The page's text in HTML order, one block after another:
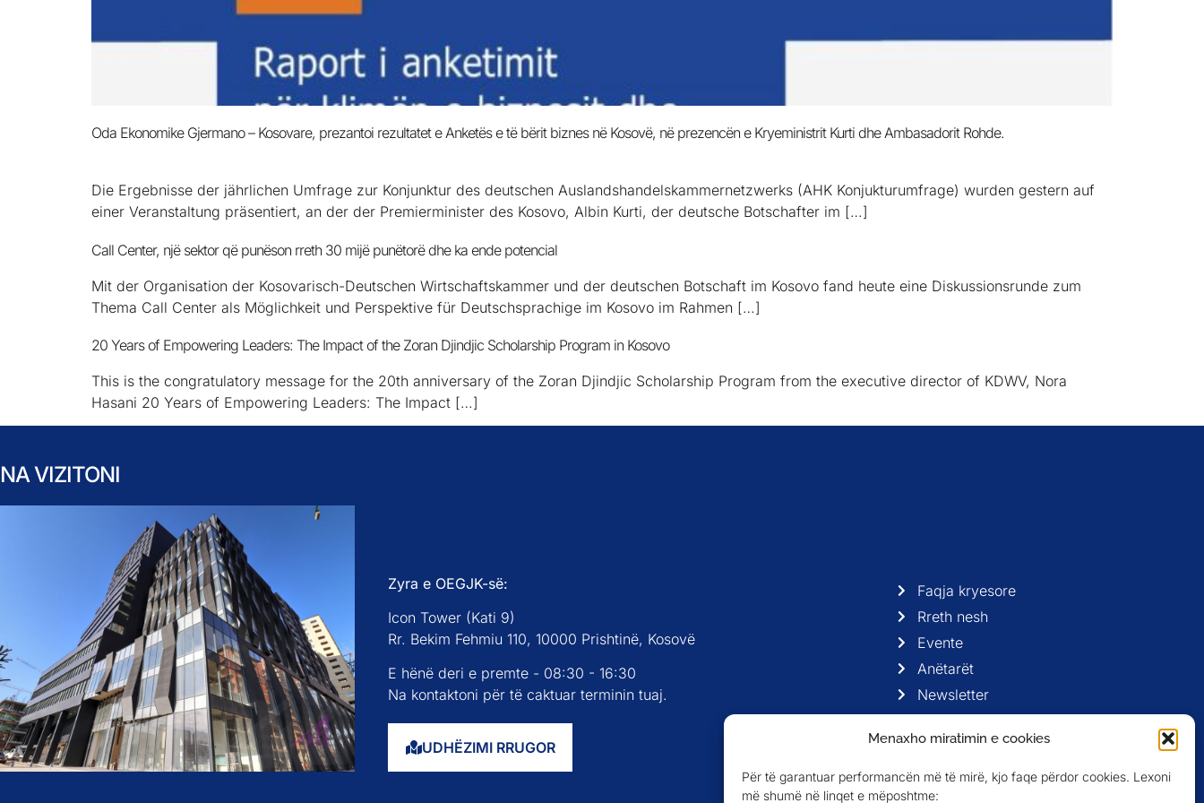
Menaxho miratimin e cookies
Për të garantuar performancën më të mirë, kjo faqe përdor cookies. Lexoni
më shumë në linqet e mëposhtme:
Oda Ekonomike Gjermano – Kosovare, prezantoi rezultatet e Anketës e të bërit biznes në Kosovë, në prezencën e Kryeministrit Kurti dhe Ambasadorit Rohde.
Die Ergebnisse der jährlichen Umfrage zur Konjunktur des deutschen Auslandshandelskammernetzwerks (AHK Konjukturumfrage) wurden gestern auf
einer Veranstaltung präsentiert, an der der Premierminister des Kosovo, Albin Kurti, der deutsche Botschafter im […]
Call Center, një sektor që punëson rreth 30 mijë punëtorë dhe ka ende potencial
Mit der Organisation der Kosovarisch-Deutschen Wirtschaftskammer und der deutschen Botschaft im Kosovo fand heute eine Diskussionsrunde zum
Thema Call Center als Möglichkeit und Perspektive für Deutschsprachige im Kosovo im Rahmen […]
20 Years of Empowering Leaders: The Impact of the Zoran Djindjic Scholarship Program in Kosovo
This is the congratulatory message for the 20th anniversary of the Zoran Djindjic Scholarship Program from the executive director of KDWV, Nora
Hasani 20 Years of Empowering Leaders: The Impact […]
NA VIZITONI
Zyra e OEGJK-së:
Icon Tower (Kati 9)
Rr. Bekim Fehmiu 110, 10000 Prishtinë, Kosovë
E hënë deri e premte - 08:30 - 16:30
Na kontaktoni për të caktuar terminin tuaj.
UDHËZIMI RRUGOR
Faqja kryesore
Rreth nesh
Evente
Anëtarët
Newsletter